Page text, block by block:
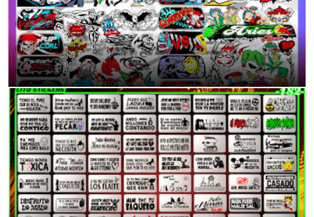
DESCARGA TOTALMENTE GRATIS
6:55 p.m.